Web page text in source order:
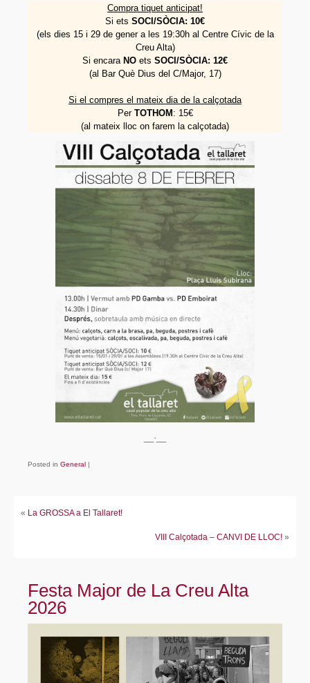
Videos
Enllaços
Contacte
Compra tiquet anticipat!
Si ets SOCI/SÒCIA: 10€
(els dies 15 i 29 de gener a les 19:30h al Centre Cívic de la
Creu Alta)
Si encara NO ets SOCI/SÒCIA: 12€
(al Bar Què Dius del C/Major, 17)
Si el compres el mateix dia de la calçotada
Per TOTHOM : 15€
(al mateix lloc on farem la calçotada)
__·__
Posted in General |
« La GROSSA a El Tallaret!
VIII Calçotada – CANVI DE LLOC! »
Festa Major de La Creu Alta
2026